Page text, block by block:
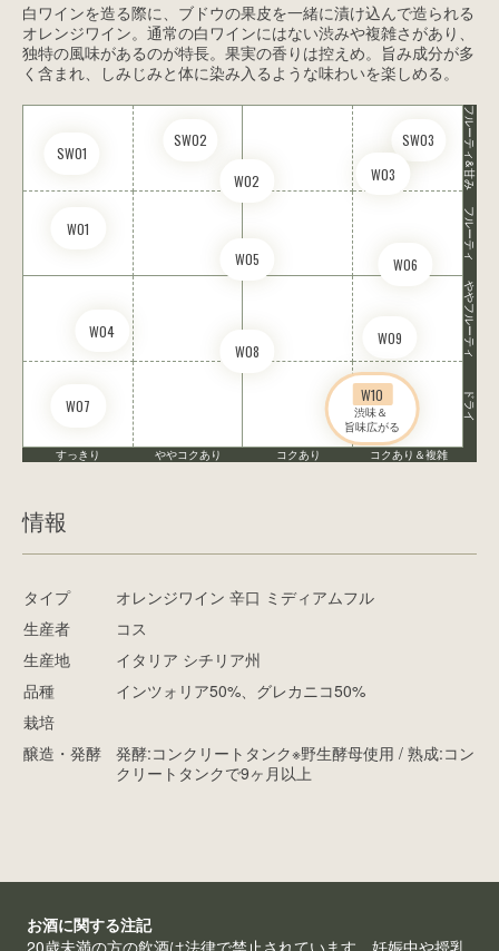
白ワインを造る際に、ブドウの果皮を一緒に漬け込んで造られる
オレンジワイン。通常の白ワインにはない渋みや複雑さがあり、
独特の風味があるのが特長。果実の香りは控えめ。旨み成分が多
く含まれ、しみじみと体に染み入るような味わいを楽しめる。
SW01
SW02 SW03
W01
W02 W03
W04
W05 W06
W07
W08
W09
W10
渋味＆
旨味広がる
フルーティ&甘み
フルーティ
ややフルーティ
ドライ
すっきり ややコクあり コクあり コクあり＆複雑
情報
タイプ
オレンジワイン 辛口 ミディアムフル
生産者
コス
生産地
イタリア シチリア州
品種
インツォリア50%、グレカニコ50%
栽培
醸造・発酵
発酵:コンクリートタンク※野生酵母使用 / 熟成:コン
クリートタンクで9ヶ月以上
お酒に関する注記
20歳未満の方の飲酒は法律で禁止されています。妊娠中や授乳